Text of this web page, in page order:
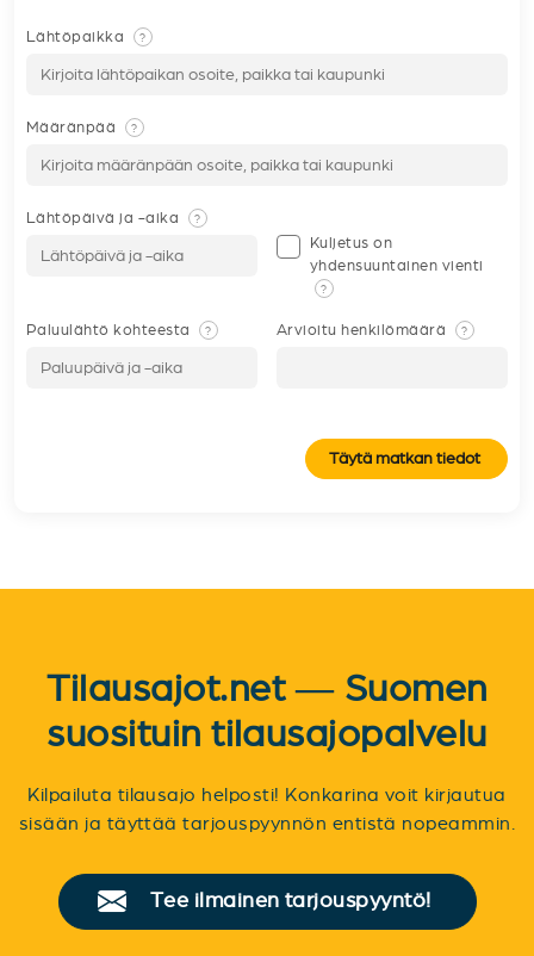
Lähtöpaikka ?
Määränpää ?
Lähtöpäivä ja -aika ?
Kuljetus on
yhdensuuntainen vienti
?
Paluulähtö kohteesta ? Arvioitu henkilömäärä ?
Täytä matkan tiedot
Tilausajot.net — Suomen
suosituin tilausajopalvelu
Kilpailuta tilausajo helposti! Konkarina voit kirjautua
sisään ja täyttää tarjouspyynnön entistä nopeammin.
Tee ilmainen tarjouspyyntö!